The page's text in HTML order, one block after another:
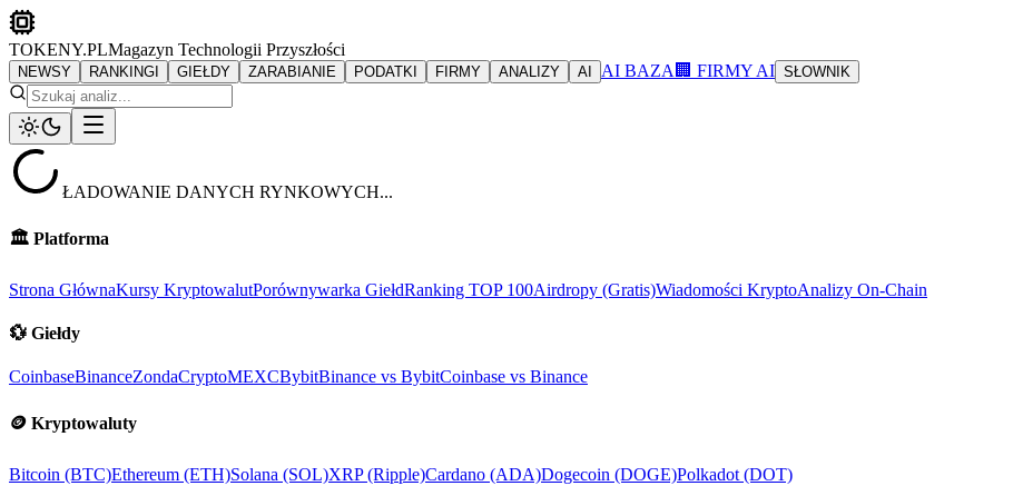
TOKENY.PLMagazyn Technologii Przyszłości
NEWSY RANKINGI GIEŁDY ZARABIANIE PODATKI FIRMY ANALIZY AI AI BAZA 🏢 FIRMY AI SŁOWNIK
ŁADOWANIE DANYCH RYNKOWYCH...
🏛️ Platforma
Strona GłównaKursy KryptowalutPorównywarka GiełdRanking TOP 100Airdropy (Gratis)Wiadomości KryptoAnalizy On-Chain
💱 Giełdy
CoinbaseBinanceZondaCryptoMEXCBybitBinance vs BybitCoinbase vs Binance
🪙 Kryptowaluty
Bitcoin (BTC)Ethereum (ETH)Solana (SOL)XRP (Ripple)Cardano (ADA)Dogecoin (DOGE)Polkadot (DOT)